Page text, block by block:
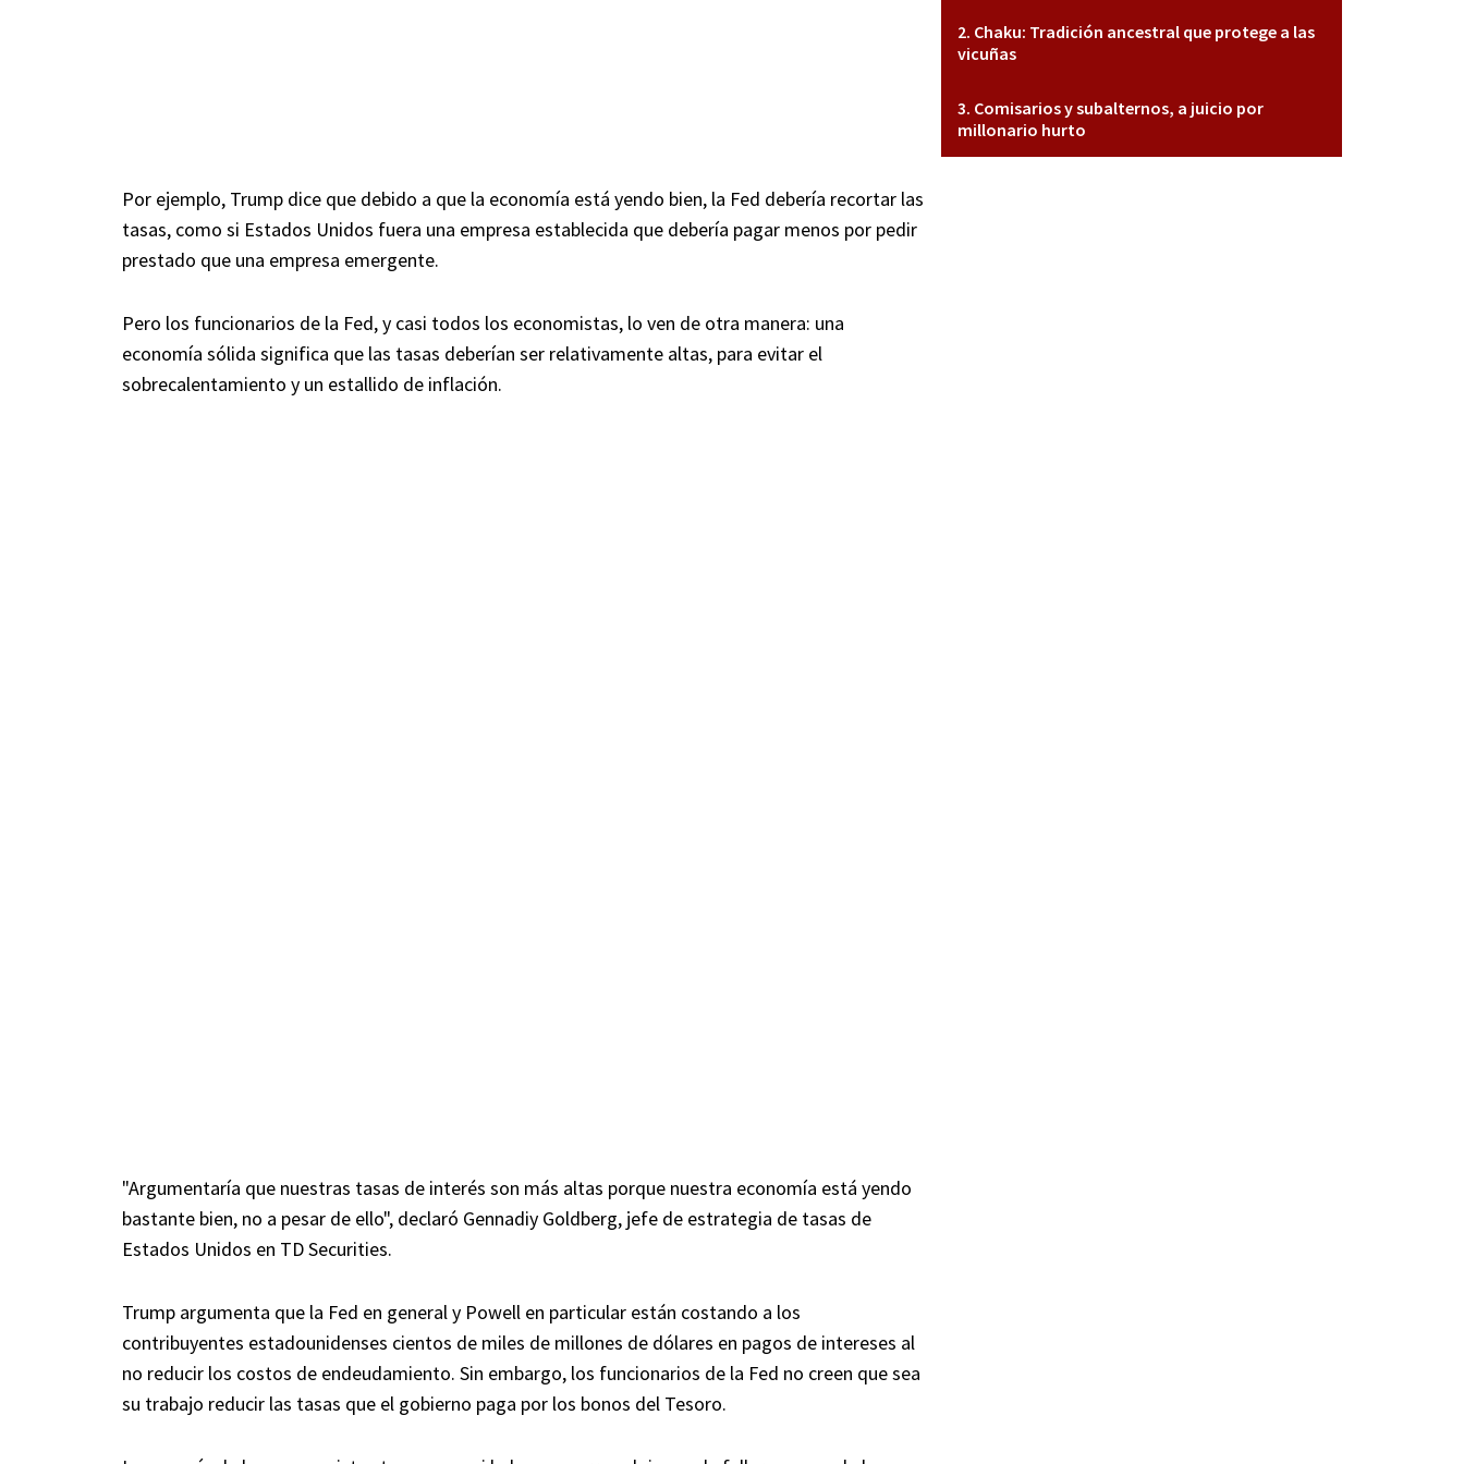
Por ejemplo, Trump dice que debido a que la economía está yendo bien, la Fed debería recortar las
tasas, como si Estados Unidos fuera una empresa establecida que debería pagar menos por pedir
prestado que una empresa emergente.
Pero los funcionarios de la Fed, y casi todos los economistas, lo ven de otra manera: una
economía sólida significa que las tasas deberían ser relativamente altas, para evitar el
sobrecalentamiento y un estallido de inflación.
"Argumentaría que nuestras tasas de interés son más altas porque nuestra economía está yendo
bastante bien, no a pesar de ello", declaró Gennadiy Goldberg, jefe de estrategia de tasas de
Estados Unidos en TD Securities.
Trump argumenta que la Fed en general y Powell en particular están costando a los
contribuyentes estadounidenses cientos de miles de millones de dólares en pagos de intereses al
no reducir los costos de endeudamiento. Sin embargo, los funcionarios de la Fed no creen que sea
su trabajo reducir las tasas que el gobierno paga por los bonos del Tesoro.
Chaku: Tradición ancestral que protege a las
vicuñas
Comisarios y subalternos, a juicio por
millonario hurto